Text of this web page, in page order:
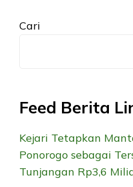
Cari
Feed Berita
Kejari Tetapkan
Ponorogo sebagai
Tunjangan Rp3,6